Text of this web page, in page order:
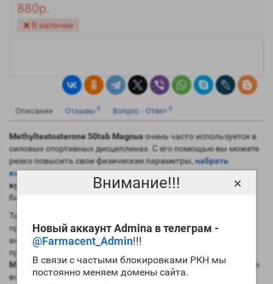
Внимание!!!
Новый аккаунт Admina в телеграм -
@Farmacent_Admin!!!
В связи с частыми блокировками РКН мы
постоянно меняем домены сайта.
×
880р.
В наличии
Описание Отзывы 0 Вопрос - Ответ 0
Methyltestosterone 50tab Magnusочень часто используется в
силовых спортивных дисциплинах. С его помощью вы можете
резко повысить свои физические параметры, набрать
качественную массу, провестиотличный цикл сушки. Могут
купить Methyltestosterone 50tab Magnus и начинающие
билдеры для своего первого цикла.
Так как период полужизни у пропионата невысок, то риски
проявления побочек минимальны. Также препарат не столь
активно задерживает в организме жидкость в сравнении с
пролонгированными эфирами. Заметим, что наша
Methyltestosterone 50tab Magnus Pharmaceuticals понравится
всем спортсменам.